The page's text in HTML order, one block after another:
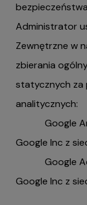
Administrator
Zewnętrzne w
zbierania
statycznych za
analitycznych:
Google
Google Inc z
Google
Google Inc z